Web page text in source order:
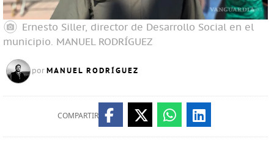
Ernesto Siller, director de Desarrollo Social en el
municipio. MANUEL RODRÍGUEZ
por MANUEL RODRÍGUEZ
COMPARTIR